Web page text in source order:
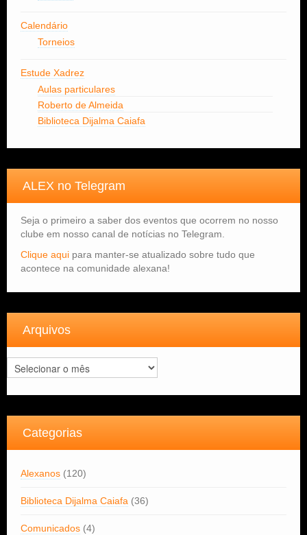
Calendário
Torneios
Estude Xadrez
Aulas particulares
Roberto de Almeida
Biblioteca Dijalma Caiafa
ALEX no Telegram
Seja o primeiro a saber dos eventos que ocorrem no nosso
clube em nosso canal de notícias no Telegram.
Clique aqui para manter-se atualizado sobre tudo que
acontece na comunidade alexana!
Arquivos
Arquivos
Categorias
Alexanos (120)
Biblioteca Dijalma Caiafa (36)
Comunicados (4)